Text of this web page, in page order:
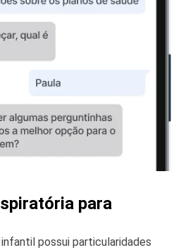
para
possui particularidades